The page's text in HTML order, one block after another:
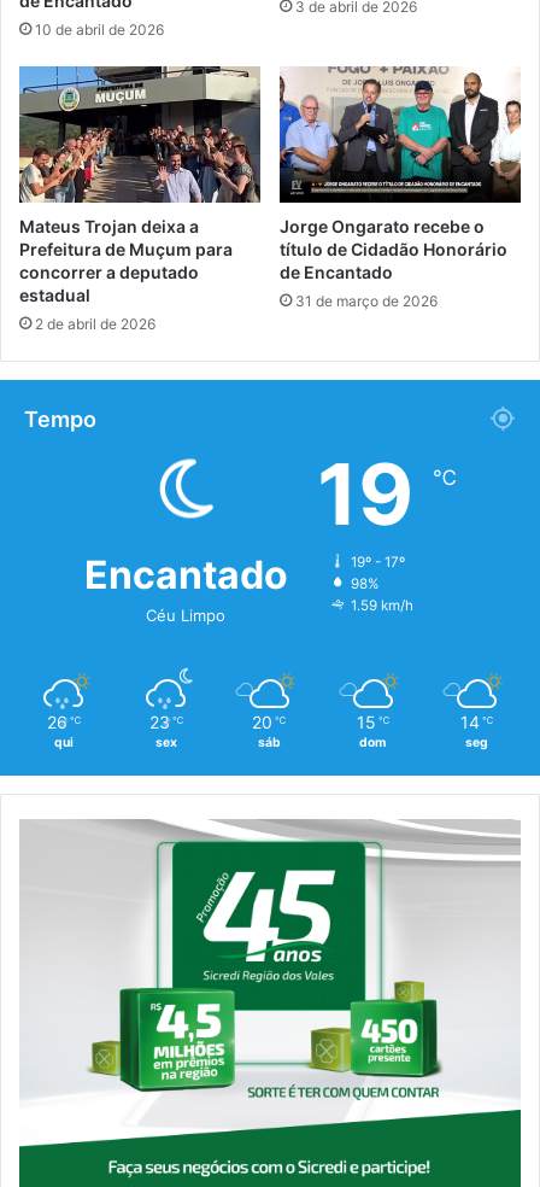
10 de abril de 2026
3 de abril de 2026
Mateus Trojan deixa a
Prefeitura de Muçum para
concorrer a deputado
estadual
2 de abril de 2026
Jorge Ongarato recebe o
título de Cidadão Honorário
de Encantado
31 de março de 2026
Tempo
Encantado
Céu Limpo
19 ℃
19º - 17º
98%
1.59 km/h
26 ℃
qui
23 ℃
sex
20 ℃
sáb
15 ℃
dom
14 ℃
seg